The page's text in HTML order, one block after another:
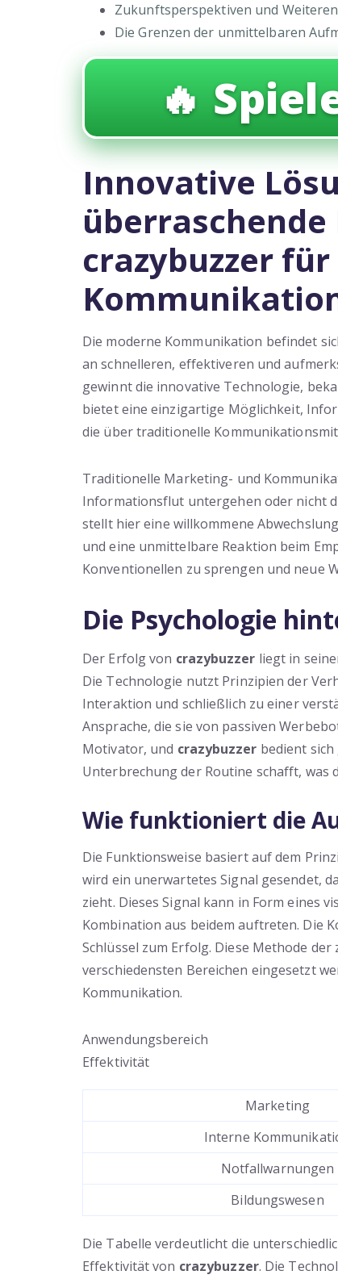
Zukunftsperspektiven und
Die Grenzen der unmittelbaren
🔥
Innovative
crazybuzzer
Die moderne Kommunikation befindet
an schnelleren, effektiveren und
gewinnt die innovative Technologie,
bietet eine einzigartige Möglichkeit,
die über traditionelle
Traditionelle Marketing- und
Informationsflut untergehen oder nicht
stellt hier eine willkommene
und eine unmittelbare Reaktion beim
Konventionellen zu sprengen und neue
Die Psychologie
Der Erfolg von crazybuzzer liegt in
Die Technologie nutzt Prinzipien der
Interaktion und schließlich zu einer
Ansprache, die sie von passiven
Motivator, und crazybuzzer bedient
Unterbrechung der Routine schafft, was
Wie funktioniert die
Die Funktionsweise basiert auf dem
wird ein unerwartetes Signal gesendet,
zieht. Dieses Signal kann in Form eines
Kombination aus beidem auftreten. Die
Schlüssel zum Erfolg. Diese Methode
verschiedensten Bereichen eingesetzt
Kommunikation.
Anwendungsbereich
Effektivität
Marketing
Interne
Notfallwarnungen
Bildungswesen
Die Tabelle verdeutlicht die
Effektivität von crazybuzzer. Die